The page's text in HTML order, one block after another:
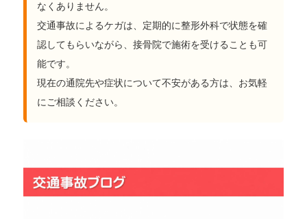
なくありません。
交通事故によるケガは、定期的に整形外科で状態を確
認してもらいながら、接骨院で施術を受けることも可
能です。
現在の通院先や症状について不安がある方は、お気軽
にご相談ください。